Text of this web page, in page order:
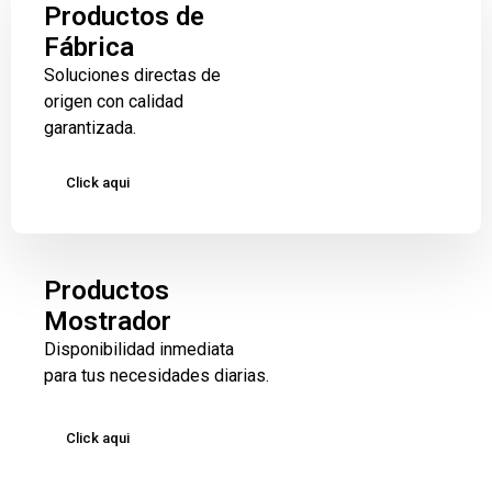
Productos de
Fábrica
Soluciones directas de
origen con calidad
garantizada.
Click aqui
Productos
Mostrador
Disponibilidad inmediata
para tus necesidades diarias.
Click aqui